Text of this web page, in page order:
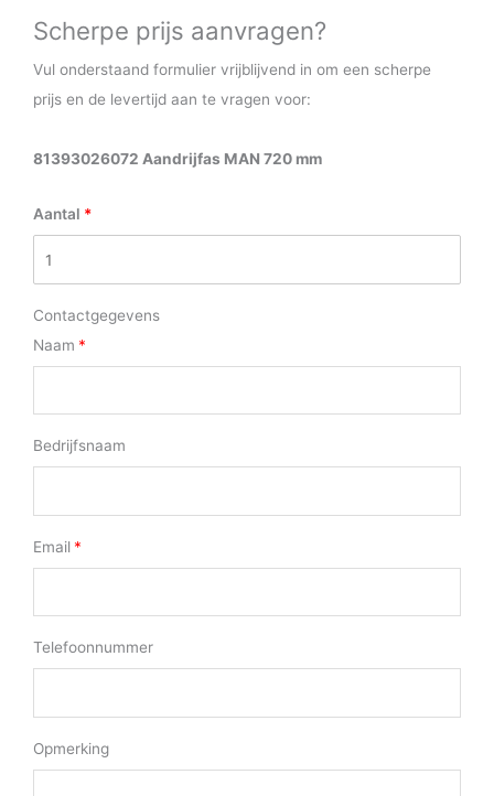
Scherpe prijs aanvragen?
Vul onderstaand formulier vrijblijvend in om een scherpe
prijs en de levertijd aan te vragen voor:
81393026072 Aandrijfas MAN 720 mm
Aantal
Contactgegevens
Naam
Bedrijfsnaam
Email
Telefoonnummer
Opmerking